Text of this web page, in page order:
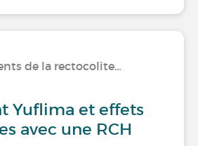
de la rectocolite…
Yuflima et effets
avec une RCH